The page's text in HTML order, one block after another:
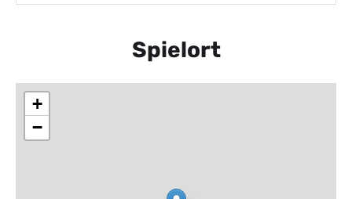
Spielort
+
−